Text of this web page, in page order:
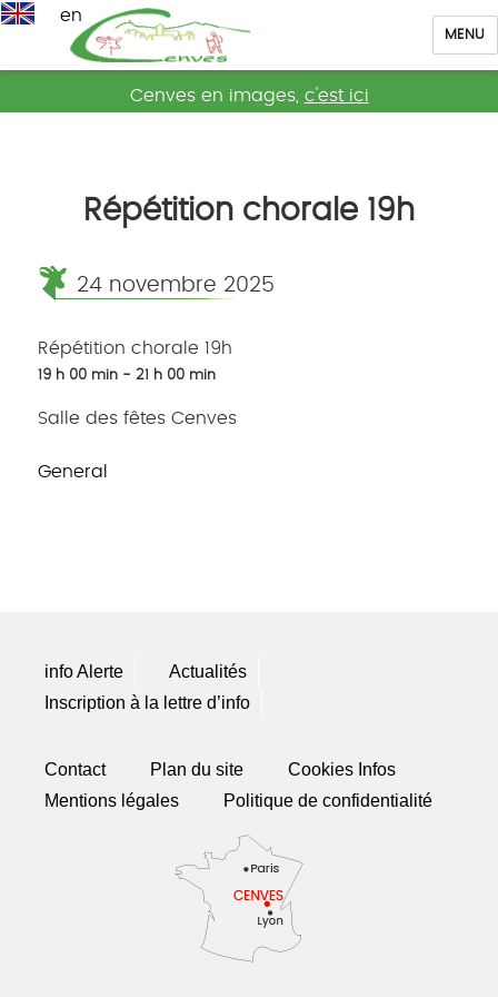
en
Cenves
MENU
Cenves en images, c'est ici
Répétition chorale 19h
24 novembre 2025
Répétition chorale 19h
19 h 00 min - 21 h 00 min
Salle des fêtes Cenves
General
info Alerte
Actualités
Inscription à la lettre d’info
Contact Plan du site
Cookies Infos
Mentions légales
Politique de confidentialité